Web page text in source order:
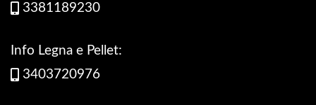
3381189230
Info Legna e Pellet:
3403720976